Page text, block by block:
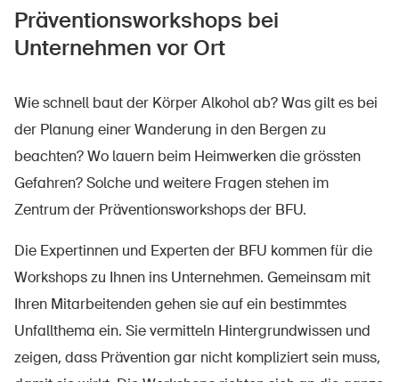
Präventionsworkshops bei
Unternehmen vor Ort
Wie schnell baut der Körper Alkohol ab? Was gilt es bei
der Planung einer Wanderung in den Bergen zu
beachten? Wo lauern beim Heimwerken die grössten
Gefahren? Solche und weitere Fragen stehen im
Zentrum der Präventionsworkshops der BFU.
Die Expertinnen und Experten der BFU kommen für die
Workshops zu Ihnen ins Unternehmen. Gemeinsam mit
Ihren Mitarbeitenden gehen sie auf ein bestimmtes
Unfallthema ein. Sie vermitteln Hintergrundwissen und
zeigen, dass Prävention gar nicht kompliziert sein muss,